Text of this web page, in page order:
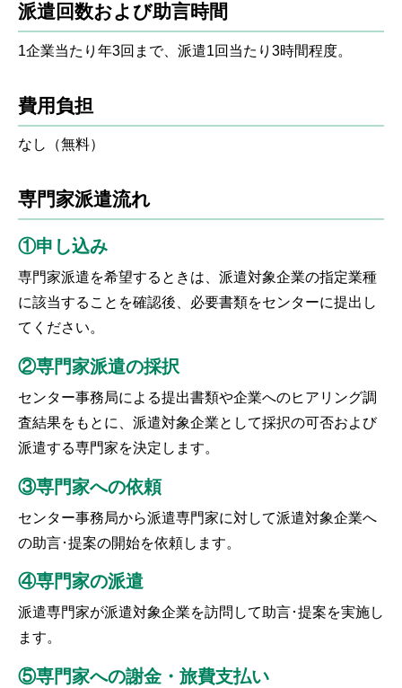
派遣回数および助言時間
1企業当たり年3回まで、派遣1回当たり3時間程度。
費用負担
なし（無料）
専門家派遣流れ
①申し込み
専門家派遣を希望するときは、派遣対象企業の指定業種
に該当することを確認後、必要書類をセンターに提出し
てください。
②専門家派遣の採択
センター事務局による提出書類や企業へのヒアリング調
査結果をもとに、派遣対象企業として採択の可否および
派遣する専門家を決定します。
③専門家への依頼
センター事務局から派遣専門家に対して派遣対象企業へ
の助言･提案の開始を依頼します。
④専門家の派遣
派遣専門家が派遣対象企業を訪問して助言･提案を実施し
ます。
⑤専門家への謝金・旅費支払い